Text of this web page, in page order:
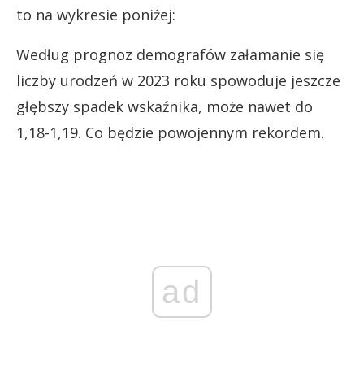
to na wykresie poniżej:
Według prognoz demografów załamanie się
liczby urodzeń w 2023 roku spowoduje jeszcze
głębszy spadek wskaźnika, może nawet do
1,18-1,19. Co będzie powojennym rekordem.
ad